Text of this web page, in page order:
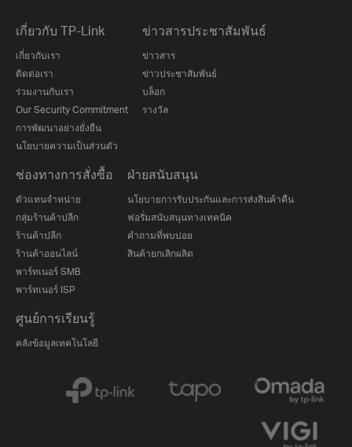
เกี่ยวกับ TP-Link
เกี่ยวกับเรา
ติดต่อเรา
ร่วมงานกับเรา
Our Security Commitment
การพัฒนาอย่างยั่งยืน
นโยบายความเป็นส่วนตัว
ข่าวสารประชาสัมพันธ์
ข่าวสาร
ข่าวประชาสัมพันธ์
บล็อก
รางวัล
ช่องทางการสั่งซื้อ
ตัวแทนจำหน่าย
กลุ่มร้านค้าปลีก
ร้านค้าปลีก
ร้านค้าออนไลน์
พาร์ทเนอร์ SMB
พาร์ทเนอร์ ISP
ฝ่ายสนับสนุน
นโยบายการรับประกันและการส่งสินค้าคืน
ฟอรั่มสนับสนุนทางเทคนิค
คำถามที่พบบ่อย
สินค้ายกเลิกผลิต
ศูนย์การเรียนรู้
คลังข้อมูลเทคโนโลยี